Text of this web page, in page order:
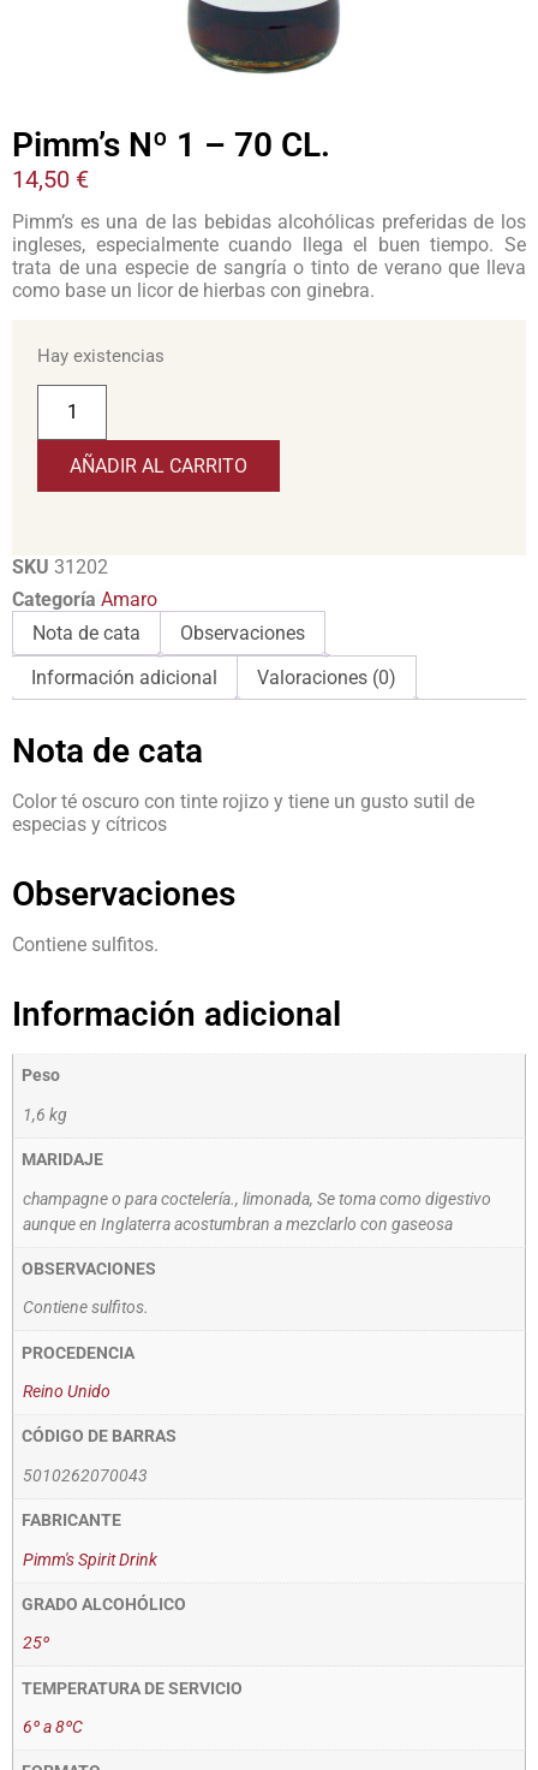
Pimm’s Nº 1 – 70 CL.
14,50 €
Pimm’s es una de las bebidas alcohólicas preferidas de los
ingleses, especialmente cuando llega el buen tiempo. Se
trata de una especie de sangría o tinto de verano que lleva
como base un licor de hierbas con ginebra.
Hay existencias
AÑADIR AL CARRITO
SKU 31202
Categoría Amaro
Nota de cata
Observaciones
Información adicional
Valoraciones (0)
Nota de cata
Color té oscuro con tinte rojizo y tiene un gusto sutil de
especias y cítricos
Observaciones
Contiene sulfitos.
Información adicional
Peso
1,6 kg
MARIDAJE
champagne o para coctelería., limonada, Se toma como digestivo
aunque en Inglaterra acostumbran a mezclarlo con gaseosa
OBSERVACIONES
Contiene sulfitos.
PROCEDENCIA
Reino Unido
CÓDIGO DE BARRAS
5010262070043
FABRICANTE
Pimm's Spirit Drink
GRADO ALCOHÓLICO
25º
TEMPERATURA DE SERVICIO
6º a 8ºC